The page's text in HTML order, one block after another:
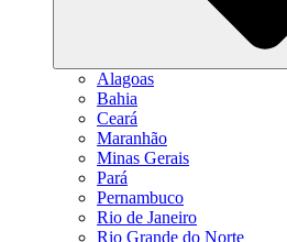
Alagoas
Bahia
Ceará
Maranhão
Minas Gerais
Pará
Pernambuco
Rio de Janeiro
Rio Grande do Norte